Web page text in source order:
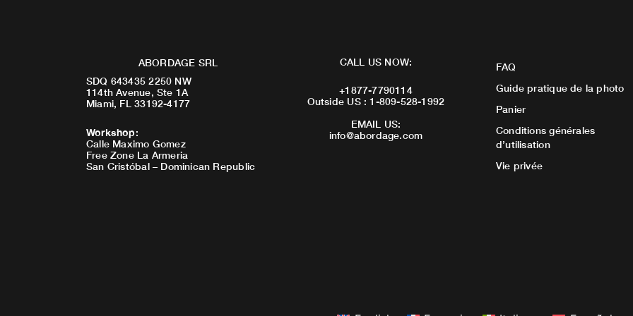
ABORDAGE SRL
SDQ 643435 2250 NW
114th Avenue, Ste 1A
Miami, FL 33192-4177
Workshop:
Calle Maximo Gomez
Free Zone La Armeria
San Cristóbal – Dominican Republic
CALL US NOW:
+1877-7790114
Outside US : 1-809-528-1992
EMAIL US:
info@abordage.com
FAQ
Guide pratique de la photo
Panier
Conditions générales
d’utilisation
Vie privée